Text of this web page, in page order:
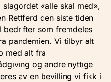
«alle skal med»,
Rettferd den siste tiden
som fremdeles
pandemien. Vi tilbyr alt
med alt fra
og andre nyttige
av en bevilling vi fikk i